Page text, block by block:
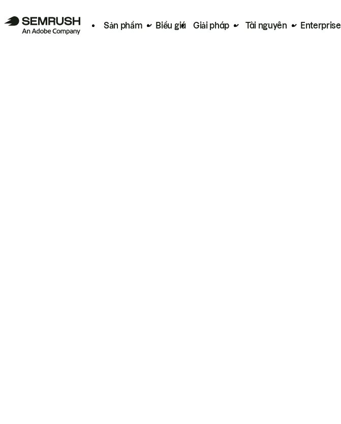
Sản phẩm Biểu giá Giải pháp Tài nguyên Enterprise